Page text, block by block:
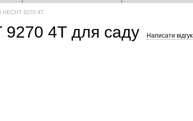
HECHT 9270 4T
9270 4T для саду Написати відгук